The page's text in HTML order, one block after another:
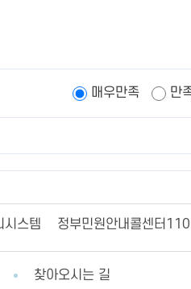
매우만족 만
시스템 정부민원안내콜센터110
찾아오시는 길